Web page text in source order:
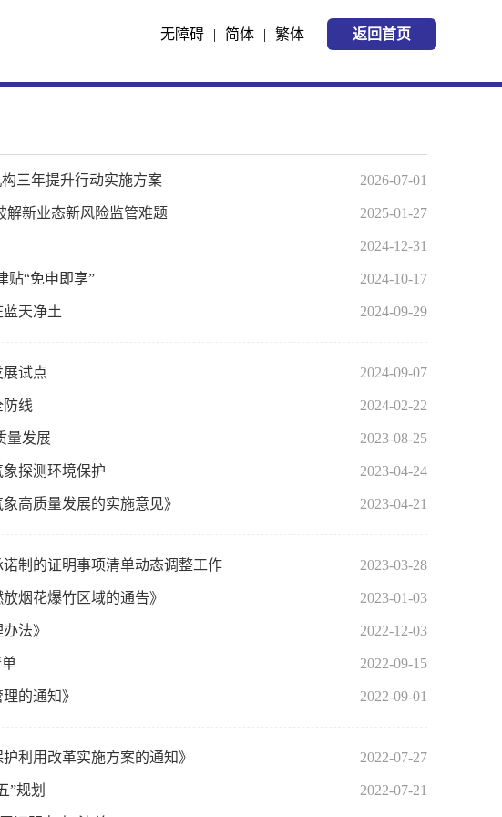
返回首页
繁体
|
简体
|
无障碍
三年提升行动实施方案 2026-07-01
解新业态新风险监管难题 2025-01-27
2024-12-31
贴“免申即享” 2024-10-17
天净土 2024-09-29
展试点 2024-09-07
防线 2024-02-22
量发展 2023-08-25
探测环境保护 2023-04-24
高质量发展的实施意见》 2023-04-21
制的证明事项清单动态调整工作 2023-03-28
烟花爆竹区域的通告》 2023-01-03
法》 2022-12-03
2022-09-15
的通知》 2022-09-01
利用改革实施方案的通知》 2022-07-27
”规划 2022-07-21